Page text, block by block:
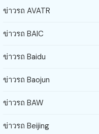
ข่าวรถ AVATR
ข่าวรถ BAIC
ข่าวรถ Baidu
ข่าวรถ Baojun
ข่าวรถ BAW
ข่าวรถ Beijing